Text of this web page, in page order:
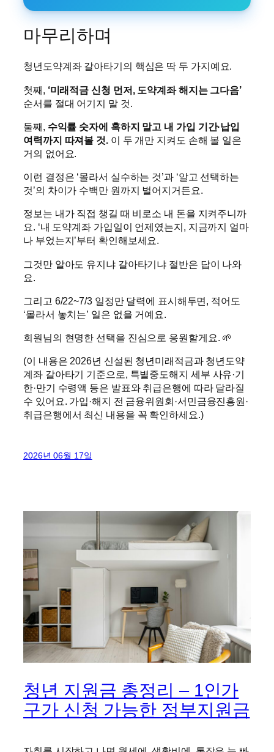
마무리하며
청년도약계좌 갈아타기의 핵심은 딱 두 가지예요.
첫째, ‘미래적금 신청 먼저, 도약계좌 해지는 그다음’
순서를 절대 어기지 말 것.
둘째, 수익률 숫자에 혹하지 말고 내 가입 기간·납입
여력까지 따져볼 것.이 두 개만 지켜도 손해 볼 일은
거의 없어요.
이런 결정은 ‘몰라서 실수하는 것’과 ‘알고 선택하는
것’의 차이가 수백만 원까지 벌어지거든요.
정보는 내가 직접 챙길 때 비로소 내 돈을 지켜주니까
요. ‘내 도약계좌 가입일이 언제였는지, 지금까지 얼마
나 부었는지’부터 확인해보세요.
그것만 알아도 유지냐 갈아타기냐 절반은 답이 나와
요.
그리고 6/22~7/3 일정만 달력에 표시해두면, 적어도
‘몰라서 놓치는’ 일은 없을 거예요.
회원님의 현명한 선택을 진심으로 응원할게요. 🌱
(이 내용은 2026년 신설된 청년미래적금과 청년도약
계좌 갈아타기 기준으로, 특별중도해지 세부 사유·기
한·만기 수령액 등은 발표와 취급은행에 따라 달라질
수 있어요. 가입·해지 전 금융위원회·서민금융진흥원·
취급은행에서 최신 내용을 꼭 확인하세요.)
2026년 06월 17일
청년 지원금 총정리 – 1인가
구가 신청 가능한 정부지원금